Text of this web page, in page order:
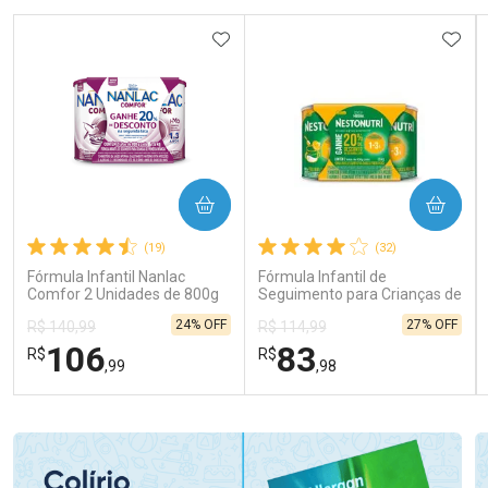
(19)
Fórmula Infantil Nanlac
Comfor 2 Unidades de 800g
R$ 140,99
R$106,99
24% OFF
ADICIONAR AOS FAVORITOS
COMPRAR
(32)
Fórmula Infantil de
Seguimento para Crianças de
Primeira Infância Nestonutri
2 Unidades de 800g cada
R$ 114,99
R$83,98
27% OFF
COMPRAR
Laboratório
Por Menos